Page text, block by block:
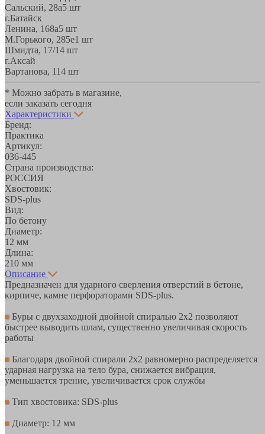
Сальский, 28a5 шт
г.Батайск
Ленина, 168а5 шт
М.Горького, 285е1 шт
Шмидта, 17/14 шт
г.Аксай
Вартанова, 114 шт
* Можно забрать в магазине,
если заказать сегодня
Характеристики
Бренд:
Практика
Артикул:
036-445
Страна производства:
РОССИЯ
Хвостовик:
SDS-plus
Вид:
По бетону
Диаметр:
12 мм
Длина:
210 мм
Описание
Предназначен для ударного сверления отверстий в бетоне,
кирпиче, камне перфораторами SDS-plus.
Буры с двухзаходной двойной спиралью 2х2 позволяют
быстрее выводить шлам, существенно увеличивая скорость
работы
Благодаря двойной спирали 2х2 равномерно распределяется
ударная нагрузка на тело бура, снижается вибрация,
уменьшается трение, увеличивается срок службы
Тип хвостовика: SDS-plus
Диаметр: 12 мм